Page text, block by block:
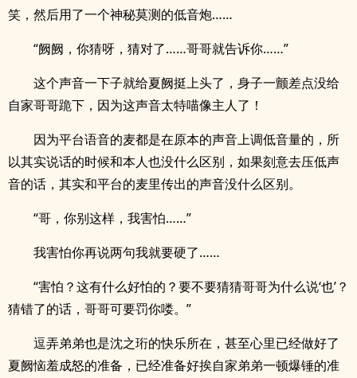
笑，然后用了一个神秘莫测的低音炮……
“阙阙，你猜呀，猜对了……哥哥就告诉你……”
这个声音一下子就给夏阙挺上头了，身子一颤差点没给
自家哥哥跪下，因为这声音太特喵像主人了！
因为平台语音的麦都是在原本的声音上调低音量的，所
以其实说话的时候和本人也没什么区别，如果刻意去压低声
音的话，其实和平台的麦里传出的声音没什么区别。
“哥，你别这样，我害怕……”
我害怕你再说两句我就要硬了……
“害怕？这有什么好怕的？要不要猜猜哥哥为什么说‘也’？
猜错了的话，哥哥可要罚你喽。”
逗弄弟弟也是沈之珩的快乐所在，甚至心里已经做好了
夏阙恼羞成怒的准备，已经准备好挨自家弟弟一顿爆锤的准